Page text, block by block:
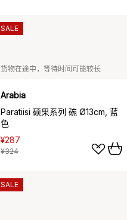
货物在途中，等待时间可能较长
Arabia
Paratiisi 硕果系列 碗 Ø13cm, 蓝
色
¥287
¥324
SALE
SALE